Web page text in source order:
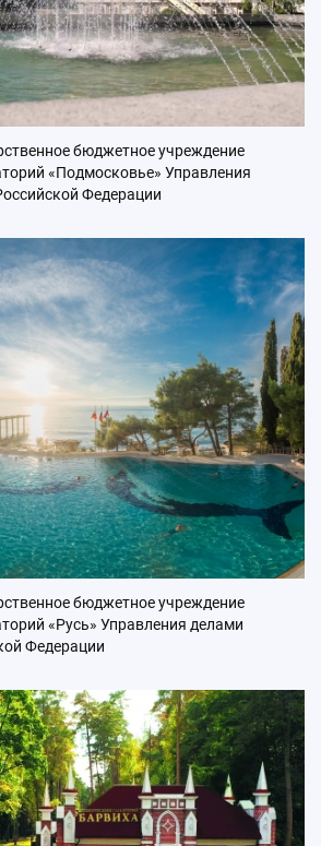
бюджетное учреждение
«Подмосковье» Управления
Федерации
бюджетное учреждение
«Русь» Управления делами
Федерации